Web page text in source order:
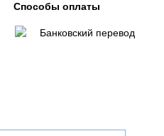
Способы оплаты
Банковский перевод